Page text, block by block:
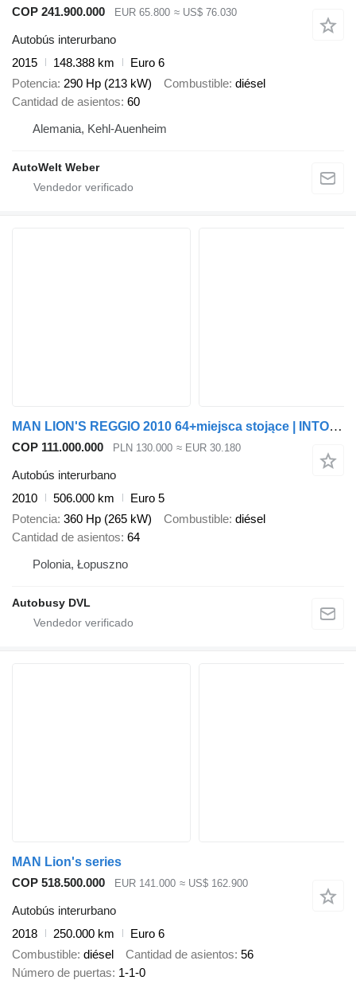
COP 241.900.000 EUR 65.800 ≈ US$ 76.030
Autobús interurbano
2015
148.388 km
Euro 6
Potencia 290 Hp (213 kW) Combustible diésel
Cantidad de asientos 60
Alemania, Kehl-Auenheim
AutoWelt Weber
MAN LION'S REGGIO 2010 64+miejsca stojące | INTOURO | CROSSWAY | TOU
COP 111.000.000 PLN 130.000 ≈ EUR 30.180
Autobús interurbano
2010
506.000 km
Euro 5
Potencia 360 Hp (265 kW) Combustible diésel
Cantidad de asientos 64
Polonia, Łopuszno
Autobusy DVL
MAN Lion's series
COP 518.500.000
EUR 141.000 ≈ US$ 162.900
Autobús interurbano
2018
250.000 km
Euro 6
Combustible diésel Cantidad de asientos 56
Número de puertas 1-1-0